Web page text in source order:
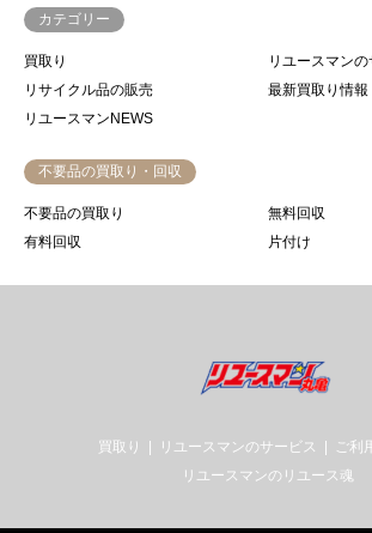
カテゴリー
買取り
リユースマンの
リサイクル品の販売
最新買取り情報
リユースマンNEWS
不要品の買取り・回収
不要品の買取り
無料回収
有料回収
片付け
買取り リユースマンのサービス
ご利
リユースマンのリユース魂